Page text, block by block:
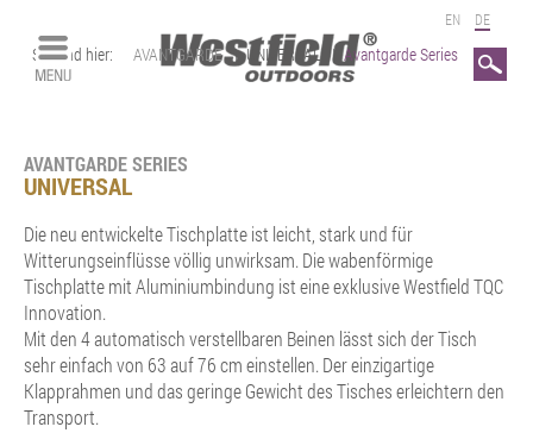
Search
EN DE
Sie sind hier: AVANTGARDE | UNIVERSAL | Avantgarde Series
AVANTGARDE SERIES
UNIVERSAL
Die neu entwickelte Tischplatte ist leicht, stark und für
Witterungseinflüsse völlig unwirksam. Die wabenförmige
Tischplatte mit Aluminiumbindung ist eine exklusive Westfield TQC
Innovation.
Mit den 4 automatisch verstellbaren Beinen lässt sich der Tisch
sehr einfach von 63 auf 76 cm einstellen. Der einzigartige
Klapprahmen und das geringe Gewicht des Tisches erleichtern den
Transport.